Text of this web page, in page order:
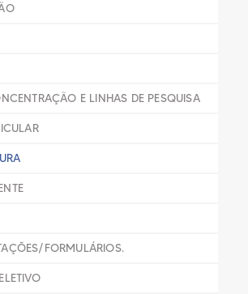
E LINHAS DE PESQUISA
FORMULÁRIOS.